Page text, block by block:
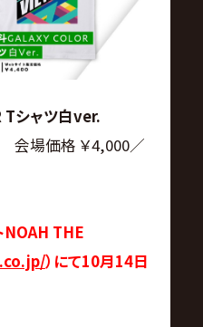
シャツ白ver.
会場価格 ￥4,000／
THE
）にて10月14日